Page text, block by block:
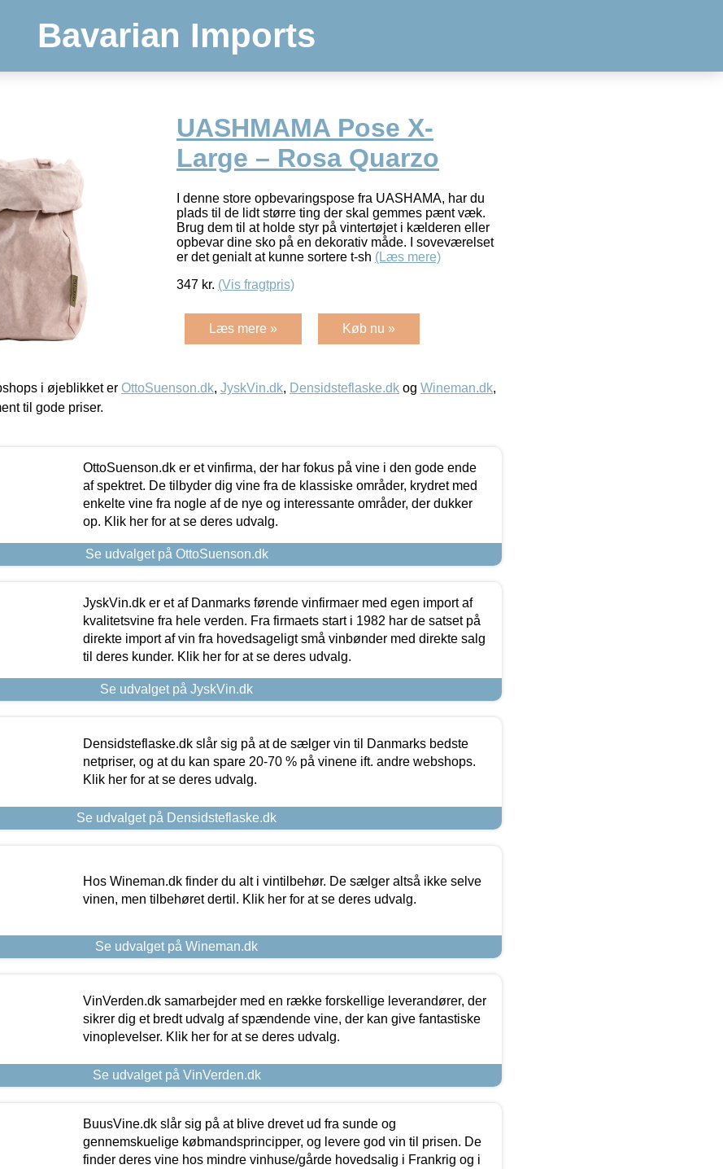
Bavarian Imports
UASHMAMA Pose X-
Large – Rosa Quarzo
I denne store opbevaringspose fra UASHAMA, har du
plads til de lidt større ting der skal gemmes pænt væk.
Brug dem til at holde styr på vintertøjet i kælderen eller
opbevar dine sko på en dekorativ måde. I soveværelset
er det genialt at kunne sortere t-sh (Læs mere)
347 kr. (Vis fragtpris)
Læs mere » Køb nu »
i øjeblikket er OttoSuenson.dk, JyskVin.dk, Densidsteflaske.dk og Wineman.dk,
til gode priser.
OttoSuenson.dk er et vinfirma, der har fokus på vine i den gode ende
af spektret. De tilbyder dig vine fra de klassiske områder, krydret med
enkelte vine fra nogle af de nye og interessante områder, der dukker
op. Klik her for at se deres udvalg.
Se udvalget på OttoSuenson.dk
JyskVin.dk er et af Danmarks førende vinfirmaer med egen import af
kvalitetsvine fra hele verden. Fra firmaets start i 1982 har de satset på
direkte import af vin fra hovedsageligt små vinbønder med direkte salg
til deres kunder. Klik her for at se deres udvalg.
Se udvalget på JyskVin.dk
Densidsteflaske.dk slår sig på at de sælger vin til Danmarks bedste
netpriser, og at du kan spare 20-70 % på vinene ift. andre webshops.
Klik her for at se deres udvalg.
Se udvalget på Densidsteflaske.dk
Hos Wineman.dk finder du alt i vintilbehør. De sælger altså ikke selve
vinen, men tilbehøret dertil. Klik her for at se deres udvalg.
Se udvalget på Wineman.dk
VinVerden.dk samarbejder med en række forskellige leverandører, der
sikrer dig et bredt udvalg af spændende vine, der kan give fantastiske
vinoplevelser. Klik her for at se deres udvalg.
Se udvalget på VinVerden.dk
BuusVine.dk slår sig på at blive drevet ud fra sunde og
gennemskuelige købmandsprincipper, og levere god vin til prisen. De
finder deres vine hos mindre vinhuse/gårde hovedsalig i Frankrig og i